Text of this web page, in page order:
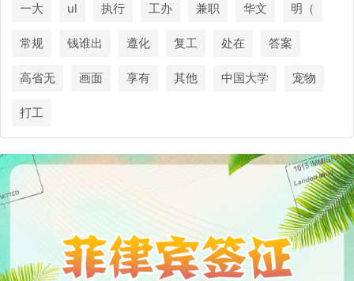
一大 ul 执行 工办 兼职 华文 明（
常规 钱谁出 遵化 复工 处在 答案
高省无 画面 享有 其他 中国大学 宠物
打工